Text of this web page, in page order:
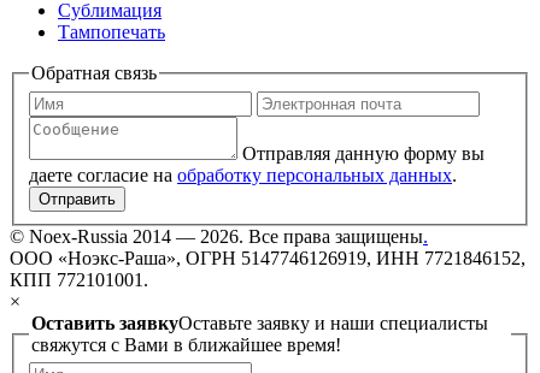
Сублимация
Тампопечать
Обратная связь
Отправляя данную форму вы
даете согласие на обработку персональных данных.
Отправить
© Noex-Russia 2014 — 2026. Все права защищены.
ООО «Ноэкс-Раша», ОГРН 5147746126919, ИНН 7721846152,
КПП 772101001.
×
Оставить заявкуОставьте заявку и наши специалисты
свяжутся с Вами в ближайшее время!